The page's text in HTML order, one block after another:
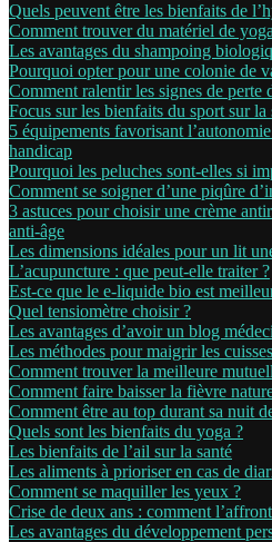
Quels peuvent être les bienfaits de
Comment trouver du matériel de
Les avantages du shampoing
Pourquoi opter pour une colonie de
Comment ralentir les signes de perte
Focus sur les bienfaits du sport sur la
5 équipements favorisant
handicap
Pourquoi les peluches sont-elles si
Comment se soigner d’une piqûre
3 astuces pour choisir une crème
anti-âge
Les dimensions idéales pour un lit
L’acupuncture : que peut-elle traiter ?
Est-ce que le e-liquide bio est
Quel tensiomètre choisir ?
Les avantages d’avoir un blog
Les méthodes pour maigrir les cuisses
Comment trouver la meilleure
Comment faire baisser la fièvre
Comment être au top durant sa nuit
Quels sont les bienfaits du yoga ?
Les bienfaits de l’ail sur la santé
Les aliments à prioriser en cas de
Comment se maquiller les yeux ?
Crise de deux ans : comment
Les avantages du développement